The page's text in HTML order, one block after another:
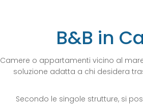
B&B in
Camere o appartamenti vicino al
soluzione adatta a chi desidera
Secondo le singole strutture, si